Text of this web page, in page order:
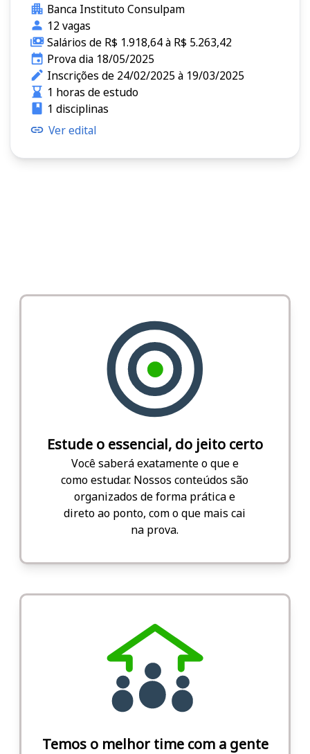
Banca Instituto Consulpam
12 vagas
Salários de R$ 1.918,64 à R$ 5.263,42
Prova dia 18/05/2025
Inscrições de 24/02/2025 à 19/03/2025
1 horas de estudo
1 disciplinas
Ver edital
Estude o essencial, do jeito certo
Você saberá exatamente o que e
como estudar. Nossos conteúdos são
organizados de forma prática e
direto ao ponto, com o que mais cai
na prova.
Temos o melhor time com a gente